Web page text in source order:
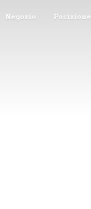
Negozio Posizione